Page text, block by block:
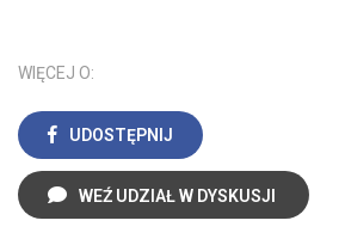
WIĘCEJ O:
UDOSTĘPNIJ
WEŹ UDZIAŁ W DYSKUSJI